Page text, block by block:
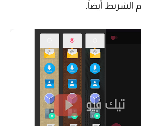
الشريط أيضاً.